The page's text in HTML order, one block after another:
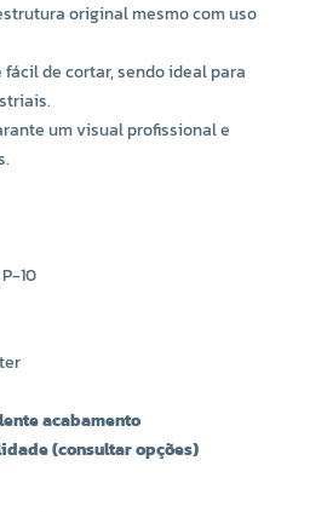
original mesmo com uso
fácil de cortar, sendo ideal para
um visual profissional e
10
acabamento
(consultar opções)